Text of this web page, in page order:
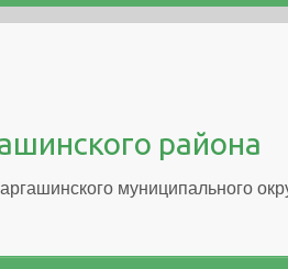
района
муниципального